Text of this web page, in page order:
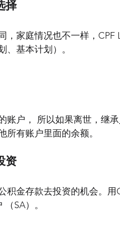
择
，家庭情况也不一样，
、基本计划）。
账户， 所以如果离世，继
所有账户里面的余额。
资
积金存款去投资的机会。 用
SA）。